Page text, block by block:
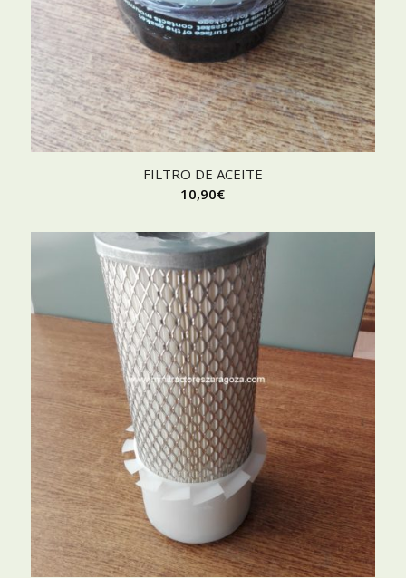
FILTRO DE ACEITE
10,90€